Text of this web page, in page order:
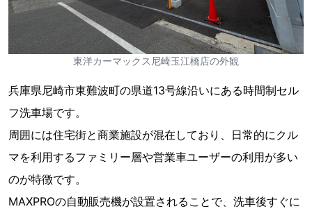
東洋カーマックス尼崎玉江橋店の外観
兵庫県尼崎市東難波町の県道13号線沿いにある時間制セル
フ洗車場です。
周囲には住宅街と商業施設が混在しており、日常的にクル
マを利用するファミリー層や営業車ユーザーの利用が多い
のが特徴です。
MAXPROの自動販売機が設置されることで、洗車後すぐに